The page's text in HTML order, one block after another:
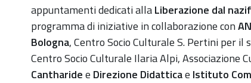
e-
25-
aprile-
79-
anniversario-
appuntamenti dedicati allaLiberazione dal
programma di iniziative in collaborazione con
Bologna, Centro Socio Culturale S. Pertini per il
Centro Socio Culturale Ilaria Alpi, Associazione
Cantharidee Direzione Didatticae Istituto